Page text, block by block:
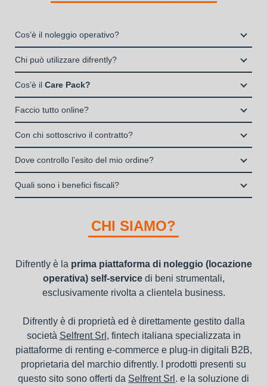
Cos’è il noleggio operativo?
Il noleggio, o locazione operativa, è una soluzione che
alla propria attività a fronte del pagamento di un canone fisso
periodico.
Chi può utilizzare difrently?
Liberi Professionisti e Studi Associati
Società di Capitali (S.p.A., S.r.l.)
Enti e Associazioni purché in attività da almeno un anno.
I privati consumatori non possono accedere al servizio di
Cos’è il Care Pack?
Il Care Pack è un servizio che include:
stipulata da Grenke Italia S.p.A., società specializzata nel
noleggio B2B con cui verrà concluso il contratto, a tutela
dei beni e con vantaggi di gestione per i propri clienti.
Faccio tutto online?
Si, puoi scegliere sul sito il prodotto che ti serve, decidere la
interamente online
Con chi sottoscrivo il contratto?
Il contratto di locazione operativa sarà stipulato con Grenke
operativa di beni mobili strumentali (B2B), previa approvazione
della richiesta da parte della stessa.
Dove controllo l’esito del mio ordine?
Una volta fatto login vai sull’icona con l’omino e clicca su
Quali sono i benefici fiscali?
nel bilancio, poiché i canoni vengono considerati un servizio. I
canoni di noleggio sono deducibili ai fini IRES e IRAP
CHI SIAMO?
Difrently è la prima piattaforma di noleggio (locazione
operativa) self-servicedi beni strumentali,
esclusivamente rivolta a clientela business.
Difrently è di proprietà ed è direttamente gestito dalla
società Selfrent Srl , fintech italiana specializzata in
piattaforme di renting e-commerce e plug-in digitali B2B,
proprietaria del marchio difrently. I prodotti presenti su
questo sito sono offerti da Selfrent Srl . e la soluzione di